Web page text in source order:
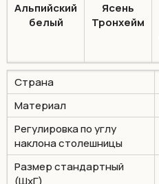
Альпийский
белый
Ясень
Тронхейм
Страна
Материал
Регулировка по углу
наклона столешницы
Размер стандартный
(ШхГ)